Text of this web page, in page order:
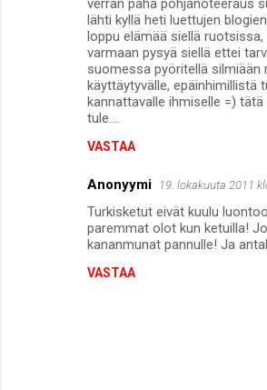
verran paha pohjanoteeraus
lähti kyllä heti luettujen
loppu elämää siellä
varmaan pysyä siellä ettei
suomessa pyöritellä silmiään
käyttäytyvälle, epäinhimillistä
kannattavalle ihmiselle =) tätä
tule....
VASTAA
Anonyymi 19. lokakuuta 2011
Turkisketut eivät kuulu
paremmat olot kun ketuilla!
kananmunat pannulle! Ja
VASTAA